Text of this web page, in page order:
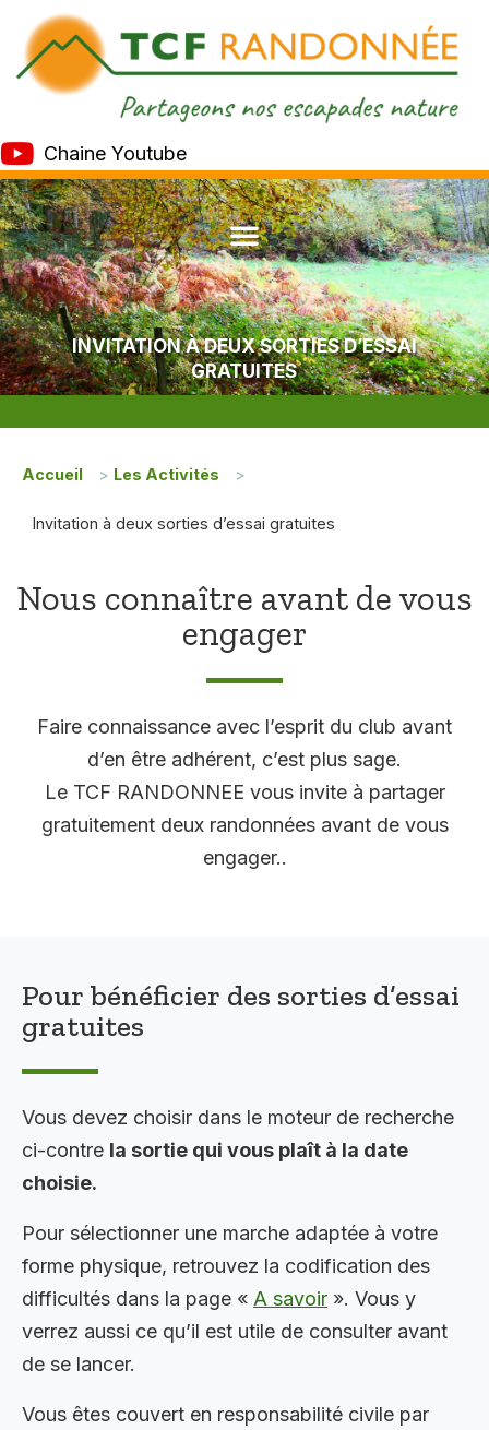
Chaine Youtube
INVITATION À DEUX SORTIES D’ESSAI
GRATUITES
Accueil > Les Activités >
Invitation à deux sorties d’essai gratuites
Nous connaître avant de vous
engager
Faire connaissance avec l’esprit du club avant
d’en être adhérent, c’est plus sage.
Le TCF RANDONNEE vous invite à partager
gratuitement deux randonnées avant de vous
engager..
Pour bénéficier des sorties d’essai
gratuites
Vous devez choisir dans le moteur de recherche
ci-contre la sortie qui vous plaît à la date
choisie.
Pour sélectionner une marche adaptée à votre
forme physique, retrouvez la codification des
difficultés dans la page « A savoir ». Vous y
verrez aussi ce qu’il est utile de consulter avant
de se lancer.
Vous êtes couvert en responsabilité civile par